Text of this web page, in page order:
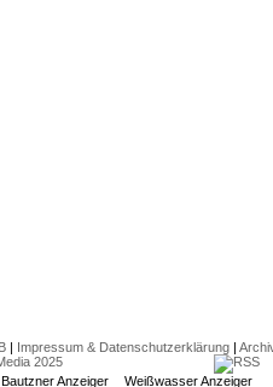
| Impressum & Datenschutzerklärung|
2025
Bautzner Anzeiger Weißwasser Anzeiger